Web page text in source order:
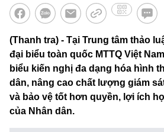
(Thanh tra) - Tại Trung tâm thảo
đại biểu toàn quốc MTTQ Việt
biểu kiến nghị đa dạng hóa hình
dân, nâng cao chất lượng giám
và bảo vệ tốt hơn quyền, lợi ích
của Nhân dân.